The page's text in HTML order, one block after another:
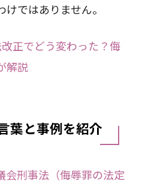
ではありません。
正でどう変わった？侮
解説
葉と事例を紹介
会刑事法（侮辱罪の法定